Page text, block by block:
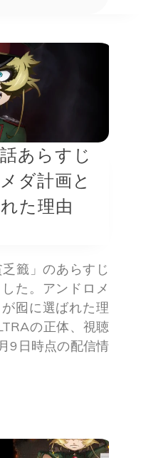
あらすじ
ダ計画と
た理由
籤」のあらすじ
た。アンドロメ
囮に選ばれた理
の正体、視聴
9日時点の配信情